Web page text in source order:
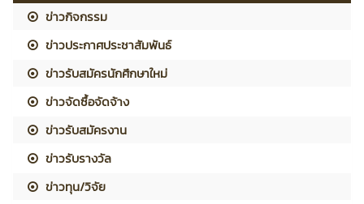
ข่าวกิจกรรม
ข่าวประกาศประชาสัมพันธ์
ข่าวรับสมัครนักศึกษาใหม่
ข่าวจัดซื้อจัดจ้าง
ข่าวรับสมัครงาน
ข่าวรับรางวัล
ข่าวทุน/วิจัย